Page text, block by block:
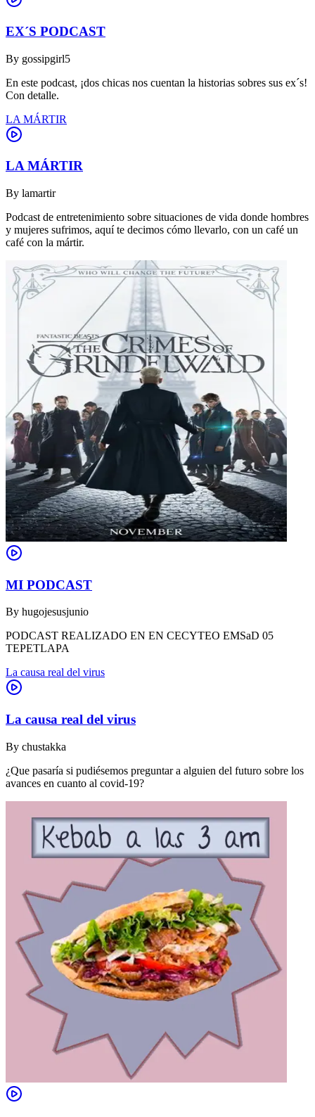
EX´S PODCAST
By gossipgirl5
En este podcast, ¡dos chicas nos cuentan la historias sobres sus ex´s!
Con detalle.
LA MÁRTIR
LA MÁRTIR
By lamartir
Podcast de entretenimiento sobre situaciones de vida donde hombres
y mujeres sufrimos, aquí te decimos cómo llevarlo, con un café un
café con la mártir.
MI PODCAST
By hugojesusjunio
PODCAST REALIZADO EN EN CECYTEO EMSaD 05
TEPETLAPA
La causa real del virus
La causa real del virus
By chustakka
¿Que pasaría si pudiésemos preguntar a alguien del futuro sobre los
avances en cuanto al covid-19?